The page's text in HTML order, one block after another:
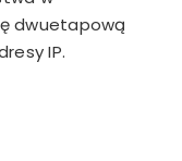
dwuetapową
IP.